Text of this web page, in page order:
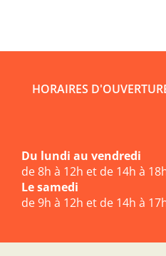
HORAIRES
Du lundi au vendredi
de 8h à 12h et de 14h à
Le samedi
de 9h à 12h et de 14h à